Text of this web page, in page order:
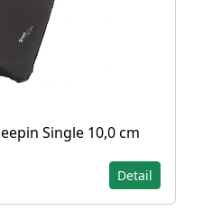
Single 10,0 cm
Detail